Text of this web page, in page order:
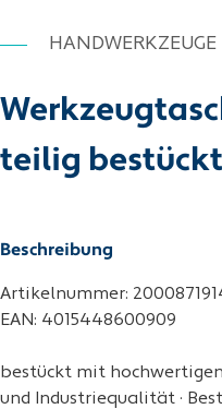
HANDWERKZEUGE
teilig bestückt
Beschreibung
Artikelnummer:
EAN: 4015448600909
bestückt mit
und Industriequalität ·